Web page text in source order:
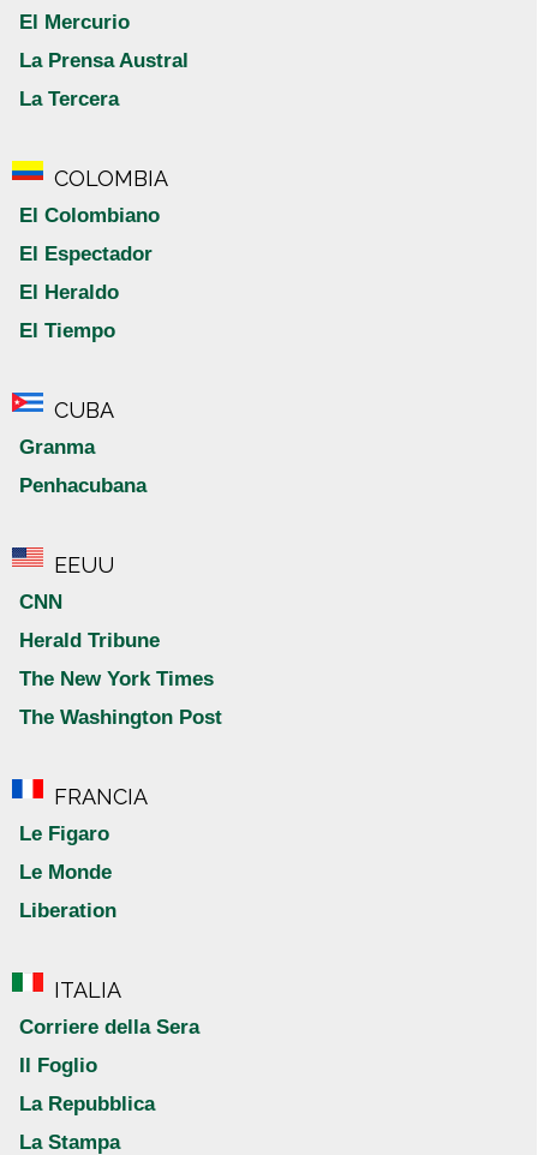
El Mercurio
La Prensa Austral
La Tercera
COLOMBIA
El Colombiano
El Espectador
El Heraldo
El Tiempo
CUBA
Granma
Penhacubana
EEUU
CNN
Herald Tribune
The New York Times
The Washington Post
FRANCIA
Le Figaro
Le Monde
Liberation
ITALIA
Corriere della Sera
Il Foglio
La Repubblica
La Stampa